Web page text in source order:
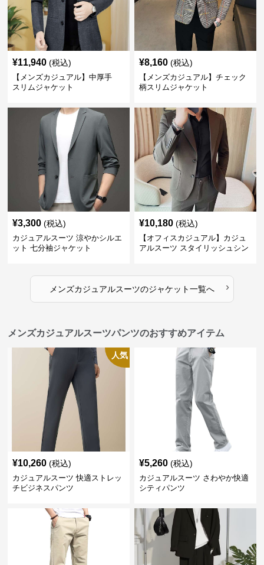
¥11,940 (税込)
【メンズカジュアル】中厚手
スリムジャケット
¥8,160 (税込)
【メンズカジュアル】チェック
柄スリムジャケット
¥3,300 (税込)
カジュアルスーツ 涼やかシルエ
ット 七分袖ジャケット
¥10,180 (税込)
【オフィスカジュアル】カジュ
アルスーツ スタイリッシュシン
メンズカジュアルスーツのジャケット一覧へ ›
メンズカジュアルスーツパンツのおすすめアイテム
人気
¥10,260 (税込)
カジュアルスーツ 快適ストレッ
チビジネスパンツ
¥5,260 (税込)
カジュアルスーツ さわやか快適
シティパンツ